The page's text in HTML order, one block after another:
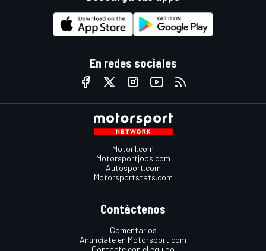
En redes sociales
Motor1.com
Motorsportjobs.com
Autosport.com
Motorsportstats.com
Contáctenos
Comentarios
Anúnciate en Motorsport.com
Contacte con el equipo